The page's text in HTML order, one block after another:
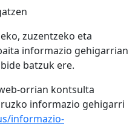
zuzentzeko eta
informazio gehigarrian
batzuk ere.
orrian kontsulta
informazio gehigarri
informazio-